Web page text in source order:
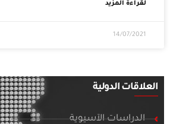
لقراءة المزيد
14/07/2021
العلاقات الدولية
الدراسات الآسيوية